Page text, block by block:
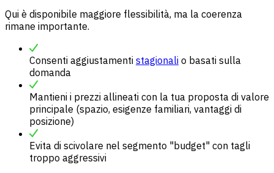
Qui è disponibile maggiore flessibilità, ma la coerenza
rimane importante.
Consenti aggiustamenti stagionali o basati sulla
domanda
Mantieni i prezzi allineati con la tua proposta di valore
principale (spazio, esigenze familiari, vantaggi di
posizione)
Evita di scivolare nel segmento "budget" con tagli
troppo aggressivi